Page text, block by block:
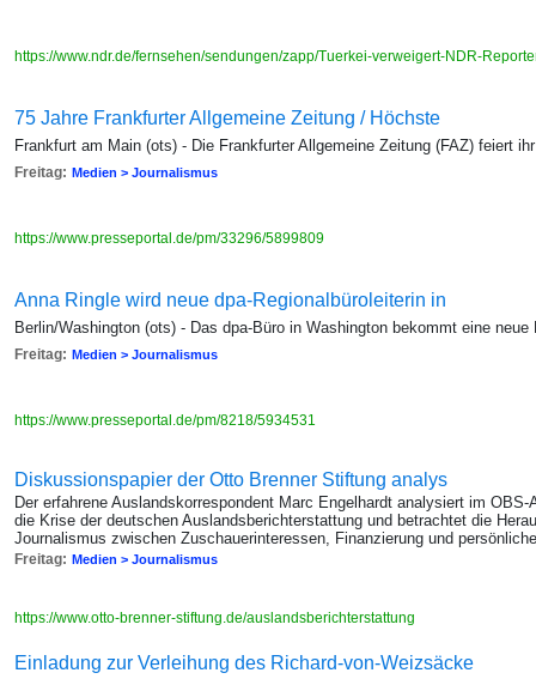
https://www.ndr.de/fernsehen/sendungen/zapp/Tuerkei-verweigert-NDR-
75 Jahre Frankfurter Allgemeine Zeitung / Höchste
Frankfurt am Main (ots) - Die Frankfurter Allgemeine Zeitung (FAZ) feiert
Freitag: Medien > Journalismus
https://www.presseportal.de/pm/33296/5899809
Anna Ringle wird neue dpa-Regionalbüroleiterin in
Berlin/Washington (ots) - Das dpa-Büro in Washington bekommt eine neue
Freitag: Medien > Journalismus
https://www.presseportal.de/pm/8218/5934531
Diskussionspapier der Otto Brenner Stiftung analys
Der erfahrene Auslandskorrespondent Marc Engelhardt analysiert im OBS-
die Krise der deutschen Auslandsberichterstattung und betrachtet die
Journalismus zwischen Zuschauerinteressen, Finanzierung und
Freitag: Medien > Journalismus
https://www.otto-brenner-stiftung.de/auslandsberichterstattung
Einladung zur Verleihung des Richard-von-Weizsäcke